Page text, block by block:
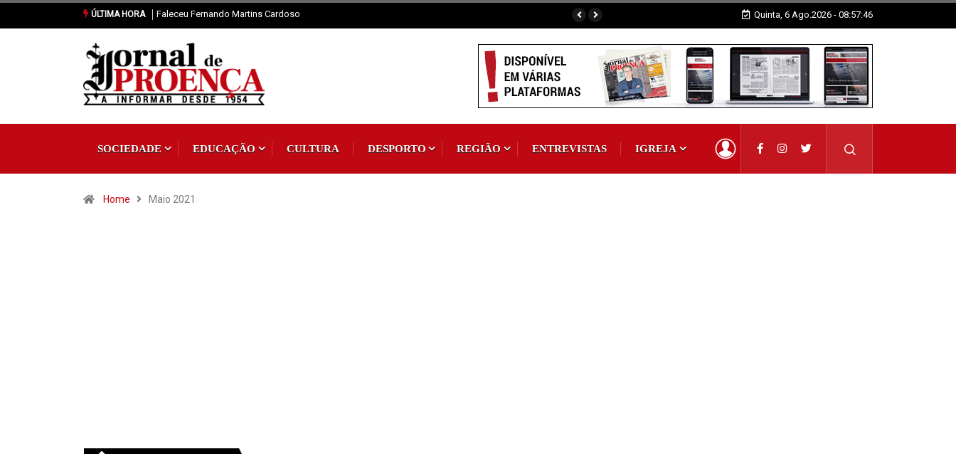
ÚLTIMA HORA
Faleceu Fernando Martins CardosoVila de Rei: Casa dos Amigos do
Pisão vence Torneio de Futsal
Interassociações
Quinta, 6 Ago.2026 - 08:57:46
SOCIEDADE EDUCAÇÃO CULTURA DESPORTO REGIÃO ENTREVISTAS IGREJA
Home Maio 2021